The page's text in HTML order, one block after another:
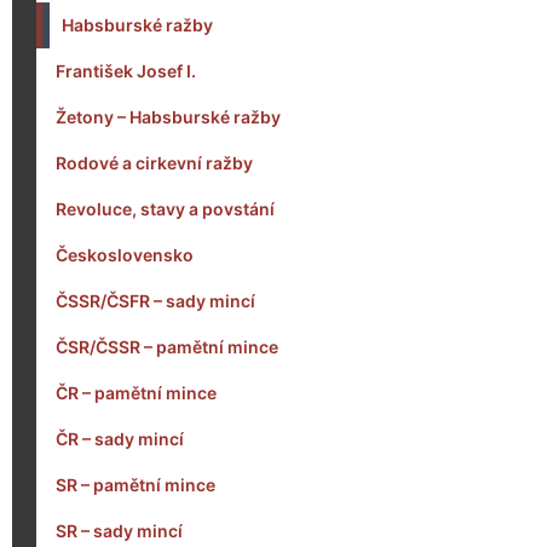
Habsburské ražby
František Josef I.
Žetony – Habsburské ražby
Rodové a cirkevní ražby
Revoluce, stavy a povstání
Československo
ČSSR/ČSFR – sady mincí
ČSR/ČSSR – pamětní mince
ČR – pamětní mince
ČR – sady mincí
SR – pamětní mince
SR – sady mincí